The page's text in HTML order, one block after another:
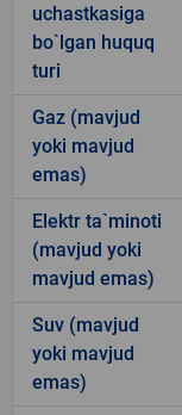
uchastkasiga
bo`lgan huquq
turi
Gaz (mavjud
yoki mavjud
emas)
Elektr ta`minoti
(mavjud yoki
mavjud emas)
Suv (mavjud
yoki mavjud
emas)